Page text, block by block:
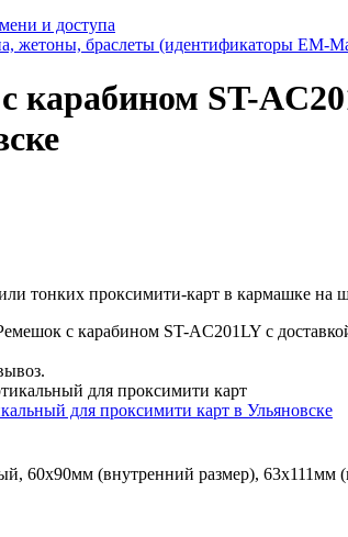
и доступа
жетоны, браслеты (идентификаторы EM-
карабином ST-
тонких проксимити-карт в кармашке на
с карабином ST-AC201LY с
для проксимити карт в Ульяновске
60x90мм (внутренний размер),